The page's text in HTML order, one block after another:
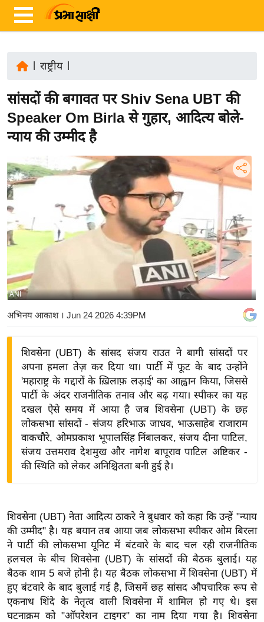
ज़ा
ख
र
रा
ष्ट्री
य
अं
त
र्रा
य
बि
ज़
ने
द्यो
वि
रा
य
ब
ज
ट
खे
ल
राष्ट्रीय|
सांसदों की बगावत पर Shiv Sena UBT की
Speaker Om Birla से गुहार, आदित्य बोले-
न्याय की उम्मीद है
ANI
अभिनय आकाश। Jun 24 2026 4:39PM
शिवसेना (UBT) के सांसद संजय राउत ने बागी सांसदों पर
अपना हमला तेज़ कर दिया था। पार्टी में फूट के बाद उन्होंने
'महाराष्ट्र के गद्दारों के ख़िलाफ़ लड़ाई' का आह्वान किया, जिससे
पार्टी के अंदर राजनीतिक तनाव और बढ़ गया। स्पीकर का यह
दखल ऐसे समय में आया है जब शिवसेना (UBT) के छह
लोकसभा सांसदों - संजय हरिभाऊ जाधव, भाऊसाहेब राजाराम
वाकचौरे, ओमप्रकाश भूपालसिंह निंबालकर, संजय दीना पाटिल,
संजय उत्तमराव देशमुख और नागेश बापूराव पाटिल अष्टिकर -
की स्थिति को लेकर अनिश्चितता बनी हुई है।
शिवसेना (UBT) नेता आदित्य ठाकरे ने बुधवार को कहा कि उन्हें "न्याय
की उम्मीद" है। यह बयान तब आया जब लोकसभा स्पीकर ओम बिरला
ने पार्टी की लोकसभा यूनिट में बंटवारे के बाद चल रही राजनीतिक
हलचल के बीच शिवसेना (UBT) के सांसदों की बैठक बुलाई। यह
बैठक शाम 5 बजे होनी है। यह बैठक लोकसभा में शिवसेना (UBT) में
हुए बंटवारे के बाद बुलाई गई है, जिसमें छह सांसद औपचारिक रूप से
एकनाथ शिंदे के नेतृत्व वाली शिवसेना में शामिल हो गए थे। इस
घटनाक्रम को "ऑपरेशन टाइगर" का नाम दिया गया है। शिवसेना